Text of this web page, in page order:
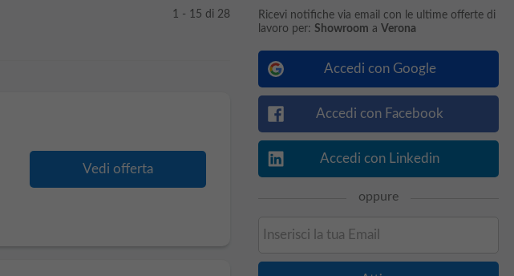
1 - 15 di 28
Vedi offerta
Ricevi notifiche via email con le ultime offerte di
lavoro per: Showroom a Verona
Accedi con Google
Accedi con Facebook
Accedi con Linkedin
oppure